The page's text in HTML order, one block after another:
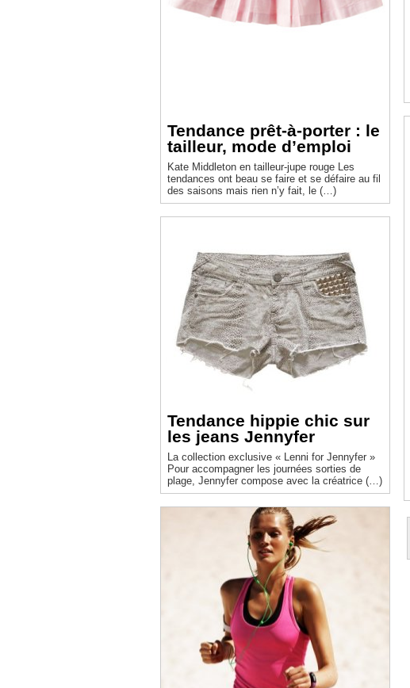
Tendance prêt-à-porter : le
tailleur, mode d’emploi
Kate Middleton en tailleur-jupe rouge Les
tendances ont beau se faire et se défaire au fil
des saisons mais rien n’y fait, le (…)
Tendance hippie chic sur
les jeans Jennyfer
La collection exclusive « Lenni for Jennyfer »
Pour accompagner les journées sorties de
plage, Jennyfer compose avec la créatrice (…)